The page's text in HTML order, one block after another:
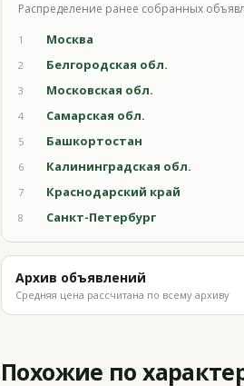
Распределение ранее собранных
1 Москва
2
Белгородская обл.
3
Московская обл.
4
Самарская обл.
5
Башкортостан
6
Калининградская обл.
7
Краснодарский край
8
Санкт-Петербург
Архив объявлений
Средняя цена рассчитана по всему архиву
Похожие по